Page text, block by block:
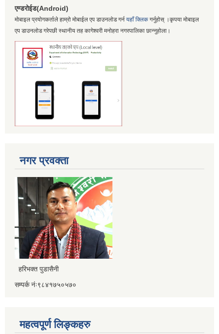
एण्डरोईड(Android)
मोबाइल प्रयोगकर्ताले हाम्रो मोबाईल एप डाउनलोड गर्न यहाँ क्लिक गर्नुहोस् ।कृपया मोबाइल
एप डाउनलोड गरेपछी स्थानीय तह कागेश्वरी मनोहरा नगरपालिका छान्नुहोला।
नगर प्रवक्ता
हरिभक्त पुडासैनी
सम्पर्क नंः९८४१७५०५७०
महत्वपूर्ण लिङ्कहरु